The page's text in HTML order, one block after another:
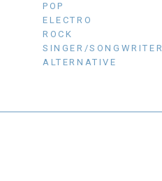
POP
ELECTRO
ROCK
SINGER/SONGWRITER
ALTERNATIVE